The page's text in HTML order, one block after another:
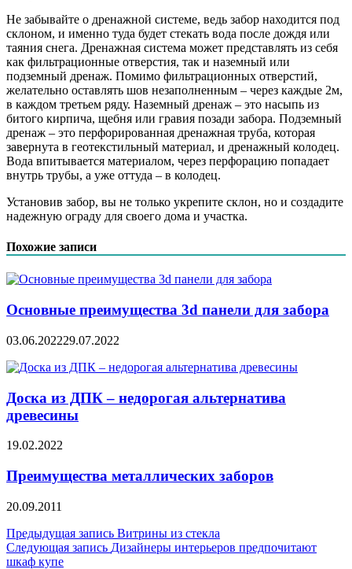
Не забывайте о дренажной системе, ведь забор находится под
склоном, и именно туда будет стекать вода после дождя или
таяния снега. Дренажная система может представлять из себя
как фильтрационные отверстия, так и наземный или
подземный дренаж. Помимо фильтрационных отверстий,
желательно оставлять шов незаполненным – через каждые 2м,
в каждом третьем ряду. Наземный дренаж – это насыпь из
битого кирпича, щебня или гравия позади забора. Подземный
дренаж – это перфорированная дренажная труба, которая
завернута в геотекстильный материал, и дренажный колодец.
Вода впитывается материалом, через перфорацию попадает
внутрь трубы, а уже оттуда – в колодец.
Установив забор, вы не только укрепите склон, но и создадите
надежную ограду для своего дома и участка.
Похожие записи
Основные преимущества 3d панели для забора
03.06.202229.07.2022
Доска из ДПК – недорогая альтернатива
древесины
19.02.2022
Преимущества металлических заборов
20.09.2011
Навигация
по
Предыдущая запись Витрины из стекла
Следующая запись Дизайнеры интерьеров предпочитают
шкаф купе